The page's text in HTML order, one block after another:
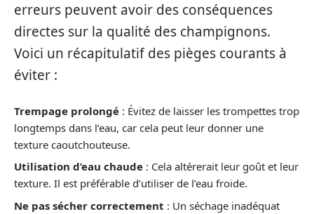
erreurs peuvent avoir des conséquences
directes sur la qualité des champignons.
Voici un récapitulatif des pièges courants à
éviter :
Trempage prolongé : Évitez de laisser les trompettes trop
longtemps dans l’eau, car cela peut leur donner une
texture caoutchouteuse.
Utilisation d’eau chaude : Cela altérerait leur goût et leur
texture. Il est préférable d’utiliser de l’eau froide.
Ne pas sécher correctement : Un séchage inadéquat